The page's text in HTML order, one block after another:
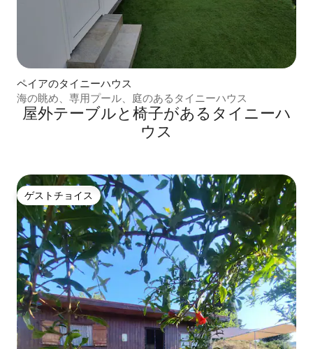
ペイアのタイニーハウス
海の眺め、専用プール、庭のあるタイニーハウス
屋外テーブルと椅子があるタイニーハ
ウス
ゲストチョイス
ゲストチョイス